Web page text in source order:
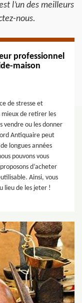
l’un des meilleurs
nous.
professionnel
maison
de stresse et
mieux de retirer les
vendre ou les donner
Antiquaire peut
longues années
pouvons vous
d’acheter
Ainsi, vous
lieu de les jeter !